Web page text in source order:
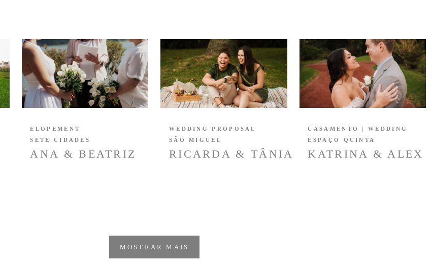
ANA & BEATRIZ
ELOPEMENT
SETE CIDADES
RICARDA & TÂNIA
WEDDING PROPOSAL
SÃO MIGUEL
KATRINA & ALEX
CASAMENTO | WEDDING
ESPAÇO QUINTA
MOSTRAR MAIS